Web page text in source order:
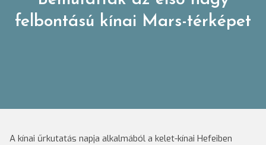
felbontású kínai Mars-térképet
A kínai űrkutatás napja alkalmából a kelet-kínai Hefeiben